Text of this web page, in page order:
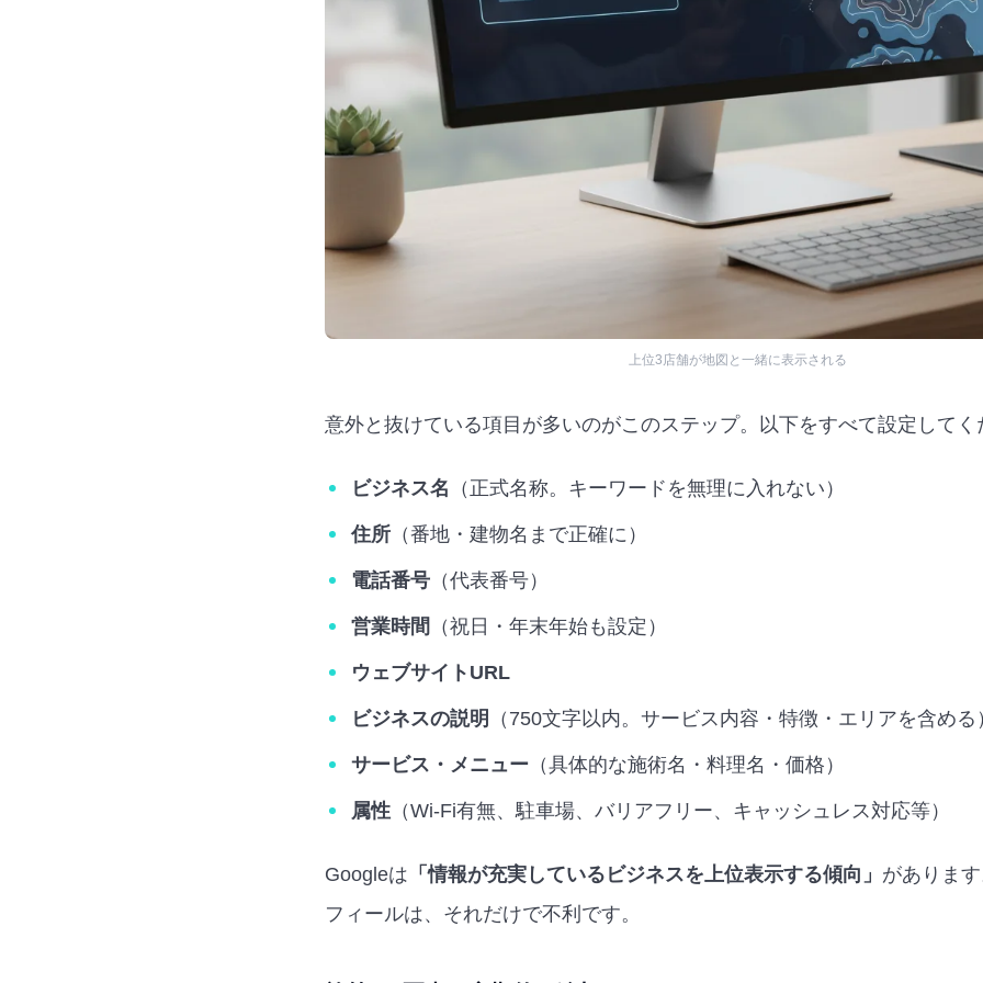
上位3店舗が地図と一緒に表示される
意外と抜けている項目が多いのがこのステップ。以下をすべて設定してく
ビジネス名 （正式名称。キーワードを無理に入れない）
住所 （番地・建物名まで正確に）
電話番号 （代表番号）
営業時間 （祝日・年末年始も設定）
ウェブサイトURL
ビジネスの説明 （750文字以内。サービス内容・特徴・エリアを含める
サービス・メニュー （具体的な施術名・料理名・価格）
属性 （Wi-Fi有無、駐車場、バリアフリー、キャッシュレス対応等）
Googleは 「情報が充実しているビジネスを上位表示する傾向」 がありま
フィールは、それだけで不利です。